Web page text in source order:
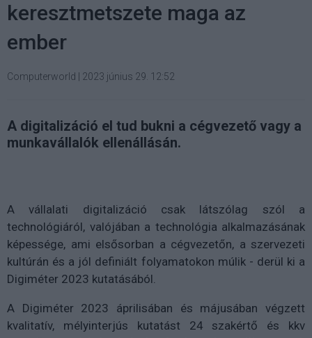
keresztmetszete maga az
ember
Computerworld 2023 június 29. 12:52
A digitalizáció el tud bukni a cégvezető vagy a
munkavállalók ellenállásán.
A vállalati digitalizáció csak látszólag szól a
technológiáról, valójában a technológia alkalmazásának
képessége, ami elsősorban a cégvezetőn, a szervezeti
kultúrán és a jól definiált folyamatokon múlik - derül ki a
Digiméter 2023 kutatásából.
A Digiméter 2023 áprilisában és májusában végzett
kvalitatív, mélyinterjús kutatást 24 szakértő és kkv